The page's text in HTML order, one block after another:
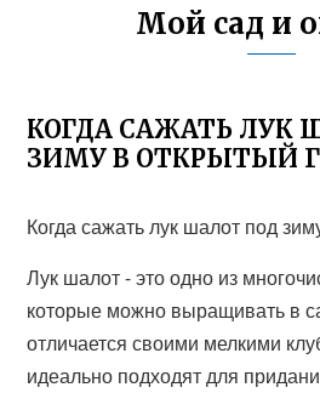
Мой сад и
КОГДА САЖАТЬ ЛУК
ЗИМУ В ОТКРЫТЫЙ
Когда сажать лук шалот под
Лук шалот - это одно из
которые можно выращивать в
отличается своими мелкими
идеально подходят для